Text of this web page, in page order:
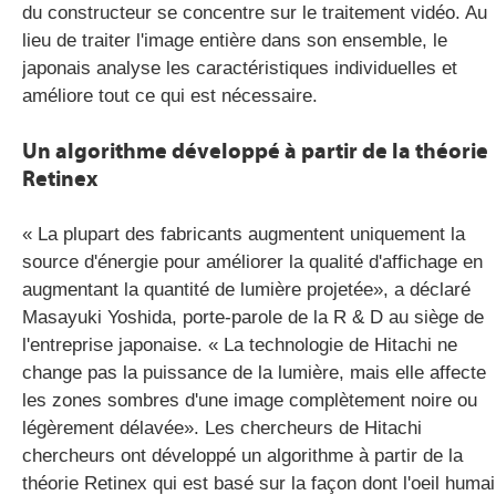
du constructeur se concentre sur le traitement vidéo. Au
lieu de traiter l'image entière dans son ensemble, le
japonais analyse les caractéristiques individuelles et
améliore tout ce qui est nécessaire.
Un algorithme développé à partir de la théorie
Retinex
« La plupart des fabricants augmentent uniquement la
source d'énergie pour améliorer la qualité d'affichage en
augmentant la quantité de lumière projetée», a déclaré
Masayuki Yoshida, porte-parole de la R & D au siège de
l'entreprise japonaise. « La technologie de Hitachi ne
change pas la puissance de la lumière, mais elle affecte
les zones sombres d'une image complètement noire ou
légèrement délavée». Les chercheurs de Hitachi
chercheurs ont développé un algorithme à partir de la
théorie Retinex qui est basé sur la façon dont l'oeil